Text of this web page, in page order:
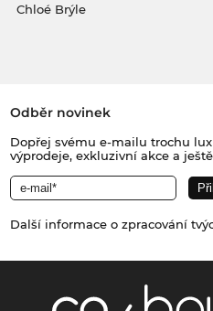
Chloé Brýle
Odběr novinek
Dopřej svému e-mailu trochu
výprodeje, exkluzivní akce a
Další informace o zpracování